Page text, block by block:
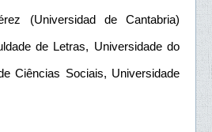
(Universidad de Cantabria)
de Letras, Universidade do
Ciências Sociais, Universidade